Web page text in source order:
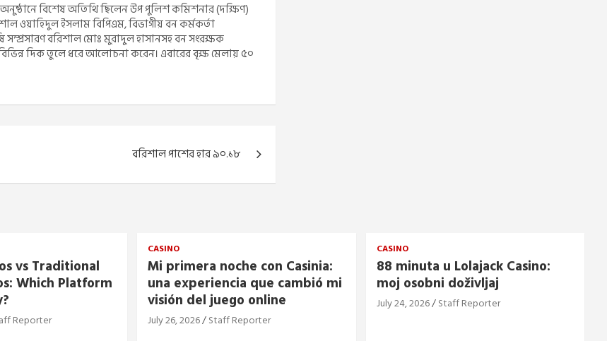
বিশেষ অতিথি ছিলেন উপ পুলিশ কমিশনার (দক্ষিণ)
ওয়াহিদুল ইসলাম বিপিএম, বিভাগীয় বন কর্মকর্তা
বরিশাল মোঃ মুরাদুল হাসানসহ বন সংরক্ষক
দিক তুলে ধরে আলোচনা করেন। এবারের বৃক্ষ মেলায় ৫০
বরিশাল পাশের হার ৯০.১৮
vs Traditional
Which Platform
Reporter
CASINO
Mi primera noche con Casinia:
una experiencia que cambió mi
visión del juego online
July 26, 2026 Staff Reporter
CASINO
88 minuta u Lolajack Casino:
moj osobni doživljaj
July 24, 2026 Staff Reporter